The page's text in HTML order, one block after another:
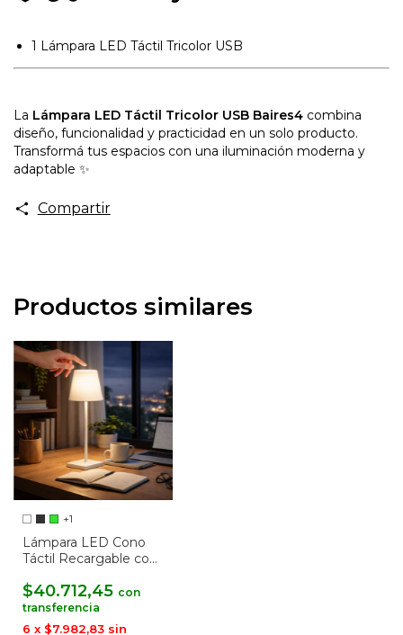
1 Lámpara LED Táctil Tricolor USB
La Lámpara LED Táctil Tricolor USB Baires4 combina
diseño, funcionalidad y practicidad en un solo producto.
Transformá tus espacios con una iluminación moderna y
adaptable ✨
Compartir
Productos similares
+1
Lámpara LED Cono
Táctil Recargable con
$40.712,45 con
6 x $7.982,83 sin